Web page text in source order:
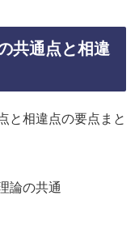
共通点と相違